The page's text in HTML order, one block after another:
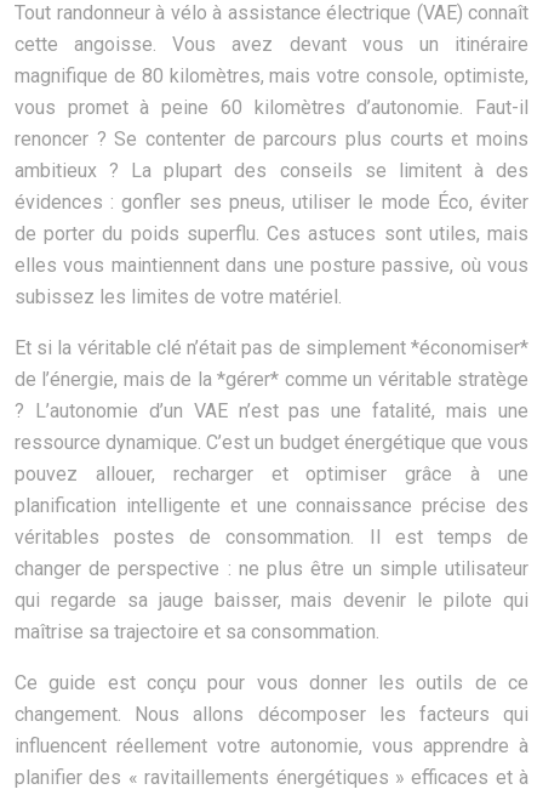
Tout randonneur à vélo à assistance électrique (VAE) connaît
cette angoisse. Vous avez devant vous un itinéraire
magnifique de 80 kilomètres, mais votre console, optimiste,
vous promet à peine 60 kilomètres d’autonomie. Faut-il
renoncer ? Se contenter de parcours plus courts et moins
ambitieux ? La plupart des conseils se limitent à des
évidences : gonfler ses pneus, utiliser le mode Éco, éviter
de porter du poids superflu. Ces astuces sont utiles, mais
elles vous maintiennent dans une posture passive, où vous
subissez les limites de votre matériel.
Et si la véritable clé n’était pas de simplement *économiser*
de l’énergie, mais de la *gérer* comme un véritable stratège
? L’autonomie d’un VAE n’est pas une fatalité, mais une
ressource dynamique. C’est un budget énergétique que vous
pouvez allouer, recharger et optimiser grâce à une
planification intelligente et une connaissance précise des
véritables postes de consommation. Il est temps de
changer de perspective : ne plus être un simple utilisateur
qui regarde sa jauge baisser, mais devenir le pilote qui
maîtrise sa trajectoire et sa consommation.
Ce guide est conçu pour vous donner les outils de ce
changement. Nous allons décomposer les facteurs qui
influencent réellement votre autonomie, vous apprendre à
planifier des « ravitaillements énergétiques » efficaces et à